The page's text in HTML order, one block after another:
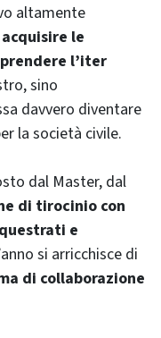
altamente
acquisire le
l’iter
sino
davvero diventare
la società civile.
dal Master, dal
di tirocinio con
e
si arricchisce di
di collaborazione